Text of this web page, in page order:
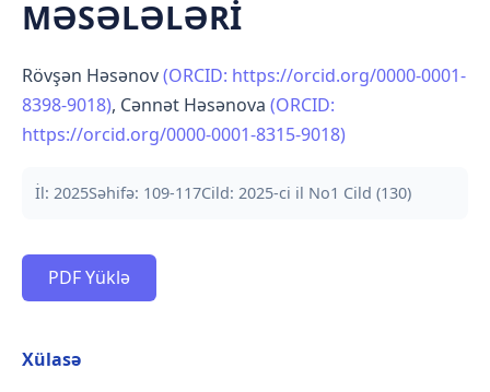
MƏSƏLƏLƏRİ
Rövşən Həsənov(ORCID: https://orcid.org/0000-0001-
8398-9018), Cənnət Həsənova (ORCID:
https://orcid.org/0000-0001-8315-9018)
İl: 2025Səhifə: 109-117Cild: 2025-ci il No1 Cild (130)
PDF Yüklə
Xülasə